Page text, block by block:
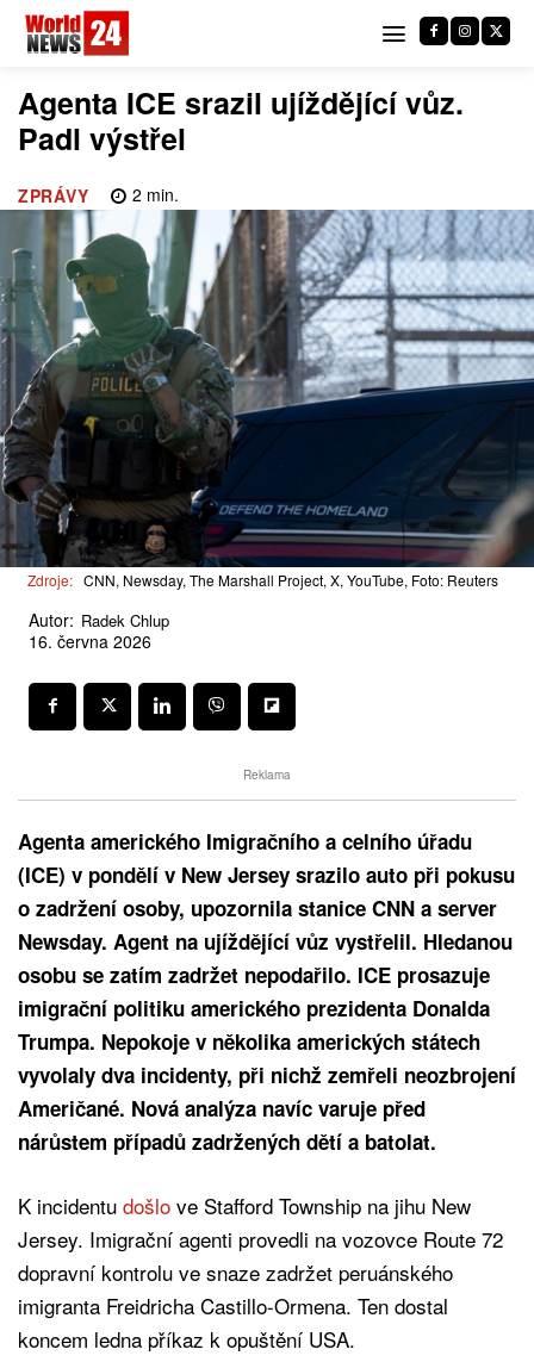
Agenta ICE srazil ujíždějící vůz.
Padl výstřel
ZPRÁVY 2 min.
Zdroje: CNN, Newsday, The Marshall Project, X, YouTube, Foto: Reuters
Autor: Radek Chlup
16. června 2026
Reklama
Agenta amerického Imigračního a celního úřadu
(ICE) v pondělí v New Jersey srazilo auto při pokusu
o zadržení osoby, upozornila stanice CNN a server
Newsday. Agent na ujíždějící vůz vystřelil. Hledanou
osobu se zatím zadržet nepodařilo. ICE prosazuje
imigrační politiku amerického prezidenta Donalda
Trumpa. Nepokoje v několika amerických státech
vyvolaly dva incidenty, při nichž zemřeli neozbrojení
Američané. Nová analýza navíc varuje před
nárůstem případů zadržených dětí a batolat.
K incidentu došlo ve Stafford Township na jihu New
Jersey. Imigrační agenti provedli na vozovce Route 72
dopravní kontrolu ve snaze zadržet peruánského
imigranta Freidricha Castillo-Ormena. Ten dostal
koncem ledna příkaz k opuštění USA.